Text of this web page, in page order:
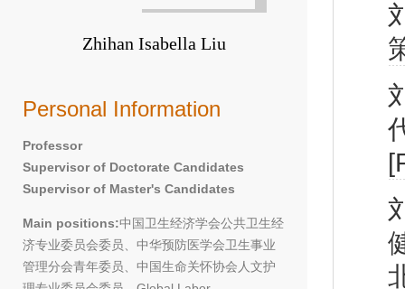
Zhihan Isabella Liu
Personal Information
Professor
Supervisor of Doctorate Candidates
Supervisor of Master's Candidates
Main positions:中国卫生经济学会公共卫生经
济专业委员会委员、中华预防医学会卫生事业
管理分会青年委员、中国生命关怀协会人文护